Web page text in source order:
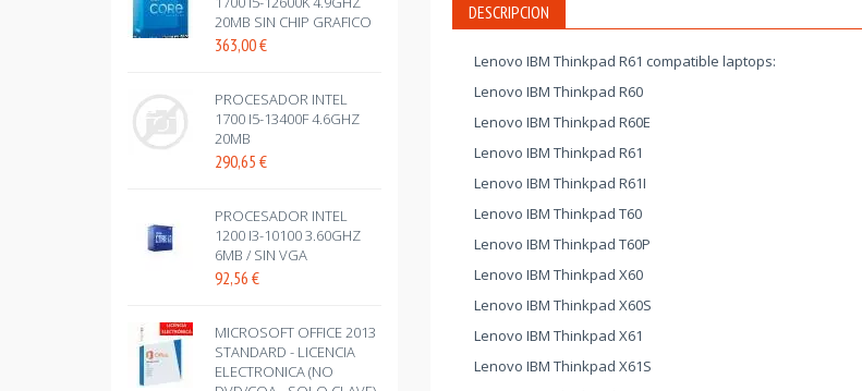
20MB SIN CHIP GRAFICO
363,00€
PROCESADOR INTEL
1700 I5-13400F 4.6GHZ
20MB
290,65 €
PROCESADOR INTEL
1200 I3-10100 3.60GHZ
6MB / SIN VGA
92,56 €
MICROSOFT OFFICE 2013
STANDARD - LICENCIA
ELECTRONICA (NO
DESCRIPCION
Lenovo IBM Thinkpad R61 compatible laptops:
Lenovo IBM Thinkpad R60
Lenovo IBM Thinkpad R60E
Lenovo IBM Thinkpad R61
Lenovo IBM Thinkpad R61I
Lenovo IBM Thinkpad T60
Lenovo IBM Thinkpad T60P
Lenovo IBM Thinkpad X60
Lenovo IBM Thinkpad X60S
Lenovo IBM Thinkpad X61
Lenovo IBM Thinkpad X61S